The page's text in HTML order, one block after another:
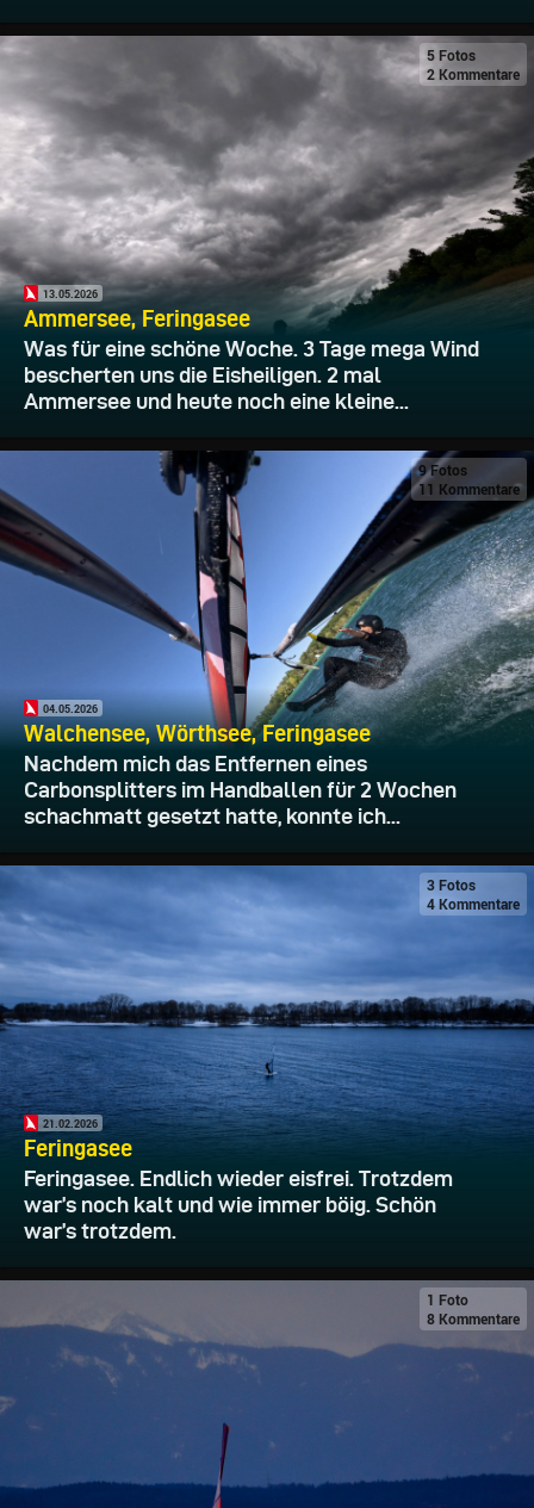
5 Fotos
2 Kommentare
13.05.2026
Ammersee, Feringasee
Was für eine schöne Woche. 3 Tage mega Wind
bescherten uns die Eisheiligen. 2 mal
Ammersee und heute noch eine kleine...
9 Fotos
11 Kommentare
04.05.2026
Walchensee, Wörthsee, Feringasee
Nachdem mich das Entfernen eines
Carbonsplitters im Handballen für 2 Wochen
schachmatt gesetzt hatte, konnte ich...
3 Fotos
4 Kommentare
21.02.2026
Feringasee
Feringasee. Endlich wieder eisfrei. Trotzdem
war’s noch kalt und wie immer böig. Schön
war’s trotzdem.
1 Foto
8 Kommentare